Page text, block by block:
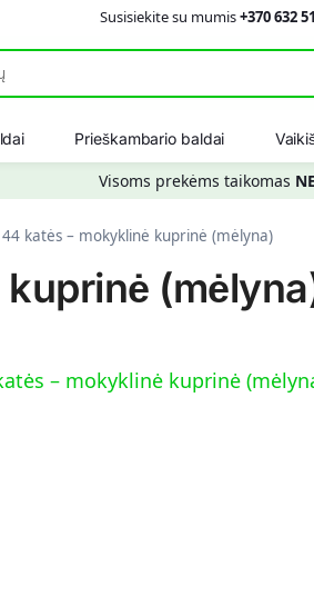
Susisiekite su mumis+370 632
Prieškambario baldai
Visoms prekėms taikomas
44 katės – mokyklinė kuprinė (mėlyna)